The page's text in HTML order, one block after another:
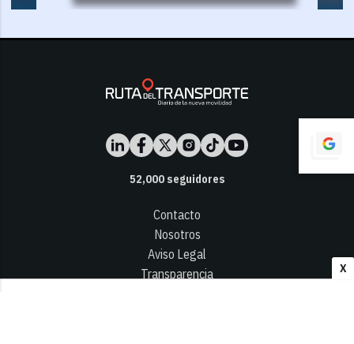
X
52,000seguidores
Contacto
Nosotros
Aviso Legal
Transparencia